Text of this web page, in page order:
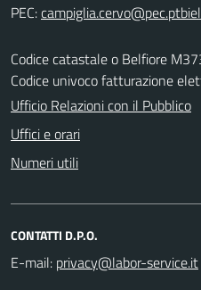
PEC:
Codice catastale o Belfiore
Codice univoco fatturazione
Ufficio Relazioni con il Pubblico
Uffici e orari
Numeri utili
CONTATTI D.P.O.
E-mail: